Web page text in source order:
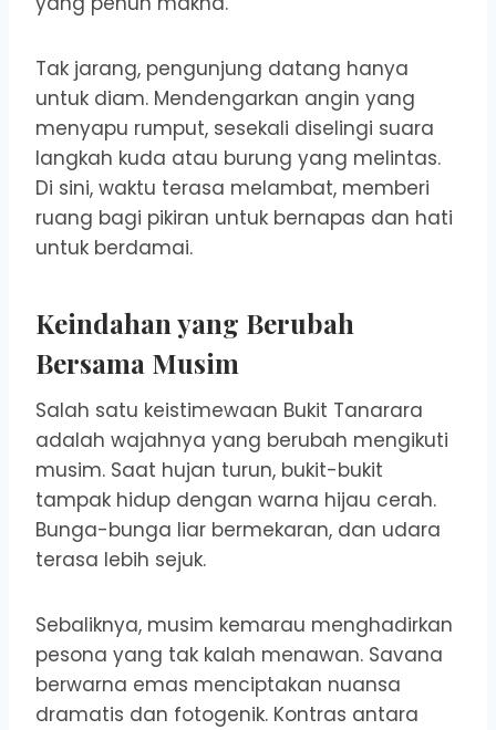
Tak jarang, pengunjung datang hanya
untuk diam. Mendengarkan angin yang
menyapu rumput, sesekali diselingi suara
langkah kuda atau burung yang melintas.
Di sini, waktu terasa melambat, memberi
ruang bagi pikiran untuk bernapas dan hati
untuk berdamai.
Keindahan yang Berubah
Bersama Musim
Salah satu keistimewaan Bukit Tanarara
adalah wajahnya yang berubah mengikuti
musim. Saat hujan turun, bukit-bukit
tampak hidup dengan warna hijau cerah.
Bunga-bunga liar bermekaran, dan udara
terasa lebih sejuk.
Sebaliknya, musim kemarau menghadirkan
pesona yang tak kalah menawan. Savana
berwarna emas menciptakan nuansa
dramatis dan fotogenik. Kontras antara